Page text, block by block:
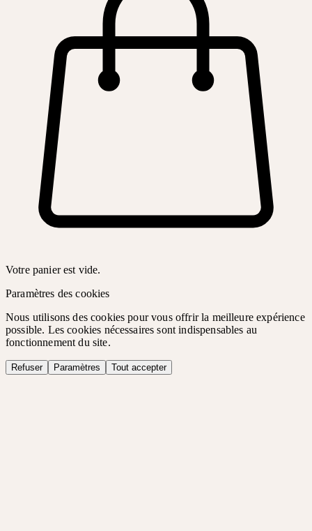
Votre panier est vide.
Paramètres des cookies
Nous utilisons des cookies pour vous offrir la meilleure expérience
possible. Les cookies nécessaires sont indispensables au
fonctionnement du site.
Refuser Paramètres Tout accepter